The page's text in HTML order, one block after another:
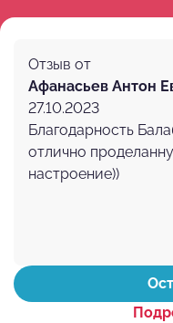
Отзыв от
Афанасьев Антон
27.10.2023
Благодарность
отлично
настроение))